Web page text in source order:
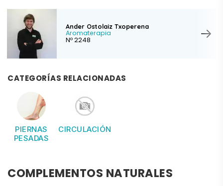
Ander Ostolaiz Txoperena
Aromaterapia
Nº 2248
CATEGORÍAS RELACIONADAS
PIERNAS
PESADAS
CIRCULACIÓN
COMPLEMENTOS NATURALES